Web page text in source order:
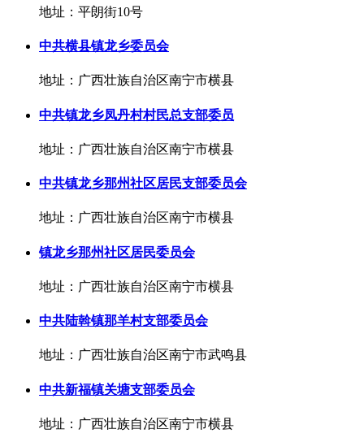
地址：平朗街10号
中共横县镇龙乡委员会
地址：广西壮族自治区南宁市横县
中共镇龙乡凤丹村村民总支部委员
地址：广西壮族自治区南宁市横县
中共镇龙乡那州社区居民支部委员会
地址：广西壮族自治区南宁市横县
镇龙乡那州社区居民委员会
地址：广西壮族自治区南宁市横县
中共陆斡镇那羊村支部委员会
地址：广西壮族自治区南宁市武鸣县
中共新福镇关塘支部委员会
地址：广西壮族自治区南宁市横县